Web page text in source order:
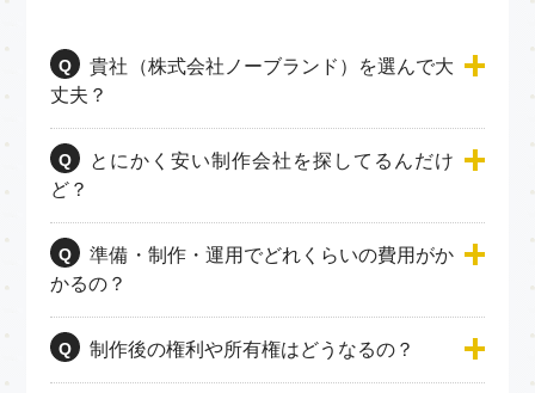
Q
貴社（株式会社ノーブランド）を選んで大
丈夫？
Q
とにかく安い制作会社を探してるんだけ
ど？
Q
準備・制作・運用でどれくらいの費用がか
かるの？
Q 制作後の権利や所有権はどうなるの？